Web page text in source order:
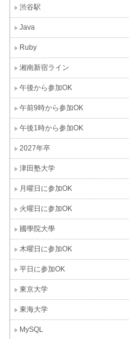
渋谷駅
Java
Ruby
湘南新宿ライン
午後から参加OK
午前9時から参加OK
午後1時から参加OK
2027年卒
津田塾大学
月曜日に参加OK
火曜日に参加OK
國學院大學
木曜日に参加OK
平日に参加OK
東京大学
東海大学
MySQL